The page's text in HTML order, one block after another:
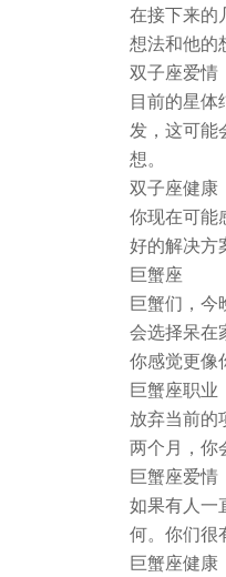
在接下来的
想法和他的
双子座爱情
目前的星
发，这可能
想。
双子座健康
你现在可能
好的解决方
巨蟹座
巨蟹们，今
会选择呆在
你感觉更像
巨蟹座职业
放弃当前的
两个月，你
巨蟹座爱情
如果有人一
何。你们很
巨蟹座健康